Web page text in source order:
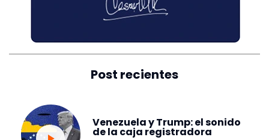
Post recientes
Venezuela y Trump: el sonido
de la caja registradora